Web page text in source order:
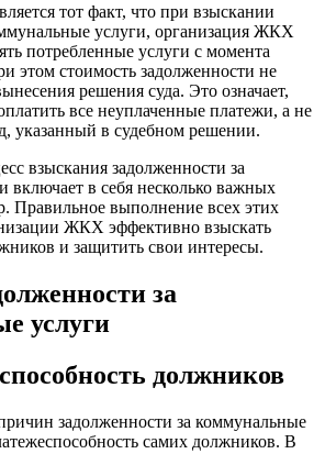
тот факт, что при взыскании
услуги, организация ЖКХ
потребленные услуги с момента
этом стоимость задолженности не
решения суда. Это означает,
все неуплаченные платежи, а не
указанный в судебном решении.
взыскания задолженности за
включает в себя несколько важных
Правильное выполнение всех этих
ЖКХ эффективно взыскать
и защитить свои интересы.
за
услуги
должников
задолженности за коммунальные
самих должников. В